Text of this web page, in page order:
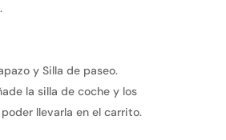
y Silla de paseo.
la silla de coche y los
llevarla en el carrito.